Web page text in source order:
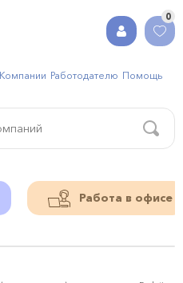
0
Компании Работодателю Помощь
Работа в офисе